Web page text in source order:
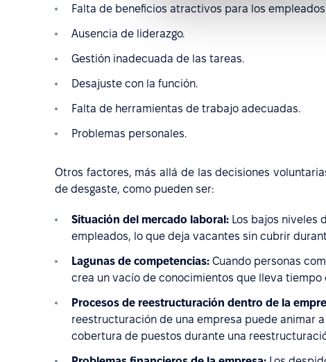
Falta de beneficios atractivos para los
Ausencia de liderazgo.
Gestión inadecuada de las tareas.
Desajuste con la función.
Falta de herramientas de trabajo adecuadas.
Problemas personales.
Otros factores, más allá de las decisiones
de desgaste, como pueden ser:
Situación del mercado laboral: Los bajos niveles
empleados, lo que deja vacantes sin cubrir
Lagunas de competencias: Cuando personas
crea un vacío de conocimientos que lleva
Procesos de reestructuración dentro de la
reestructuración de una empresa puede animar
cobertura de puestos durante una